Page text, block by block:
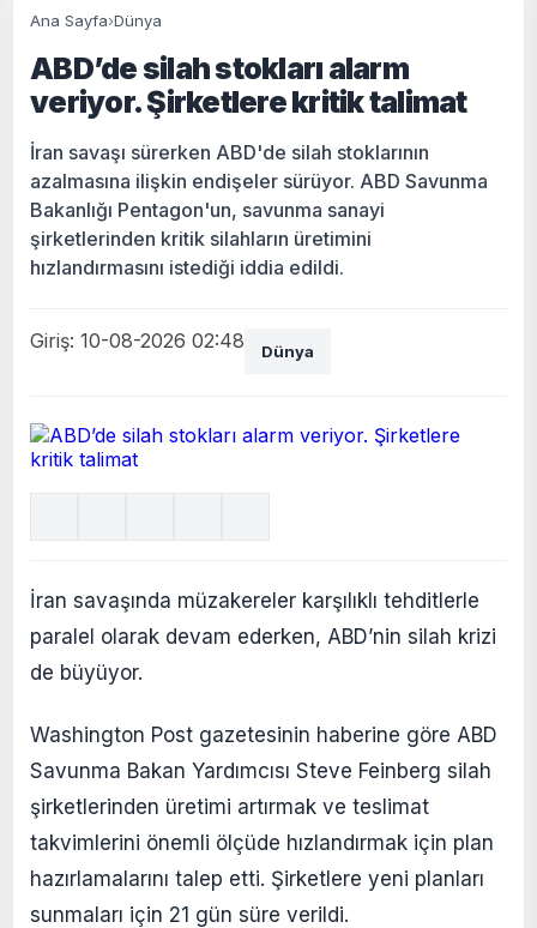
Ana Sayfa›Dünya
ABD’de silah stokları alarm
veriyor. Şirketlere kritik talimat
İran savaşı sürerken ABD'de silah stoklarının
azalmasına ilişkin endişeler sürüyor. ABD Savunma
Bakanlığı Pentagon'un, savunma sanayi
şirketlerinden kritik silahların üretimini
hızlandırmasını istediği iddia edildi.
Giriş: 10-08-2026 02:48 Dünya
İran savaşında müzakereler karşılıklı tehditlerle
paralel olarak devam ederken, ABD’nin silah krizi
de büyüyor.
Washington Post gazetesinin haberine göre ABD
Savunma Bakan Yardımcısı Steve Feinberg silah
şirketlerinden üretimi artırmak ve teslimat
takvimlerini önemli ölçüde hızlandırmak için plan
hazırlamalarını talep etti. Şirketlere yeni planları
sunmaları için 21 gün süre verildi.